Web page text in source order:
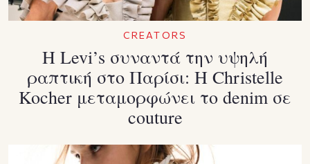
CREATORS
Η Levi’s συναντά την υψηλή
ραπτική στο Παρίσι: Η Christelle
Kocher μεταμορφώνει το denim σε
couture